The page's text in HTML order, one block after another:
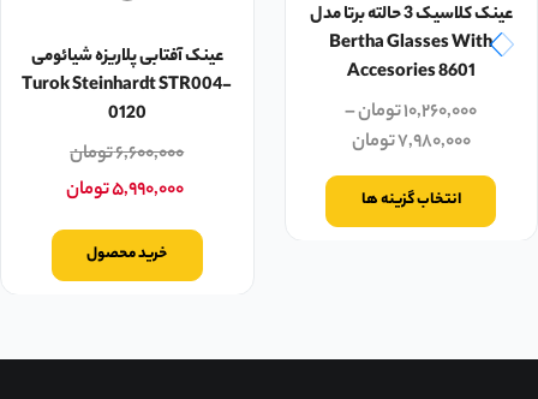
عینک کلاسیک 3 حالته برتا مدل
Bertha Glasses With
Accesories 8601
۱۰,۲۶۰,۰۰۰تومان–
۷,۹۸۰,۰۰۰تومان
انتخاب گزینه ها
عینک آفتابی پلاریزه شیائومی
Turok Steinhardt STR004-
0120
۶,۶۰۰,۰۰۰تومان
۵,۹۹۰,۰۰۰تومان
خرید محصول